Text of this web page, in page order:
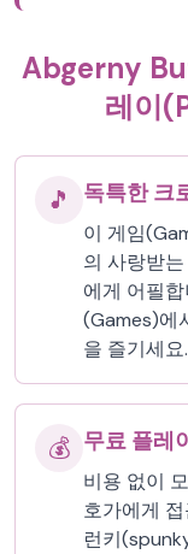
Abgerny
레이
🎵 독특한 크
이 게임
의 사랑받
에게 어필
(Games)에
을 즐기세요.
💰 무료 플레
비용 없이
호가에게
런키